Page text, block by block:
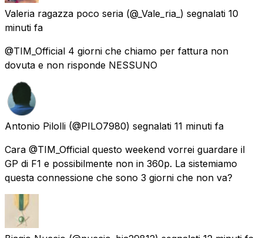
Valeria ragazza poco seria (@_Vale_ria_) segnalati 10
minuti fa
@TIM_Official 4 giorni che chiamo per fattura non
dovuta e non risponde NESSUNO
Antonio Pilolli (@PILO7980) segnalati 11 minuti fa
Cara @TIM_Official questo weekend vorrei guardare il
GP di F1 e possibilmente non in 360p. La sistemiamo
questa connessione che sono 3 giorni che non va?